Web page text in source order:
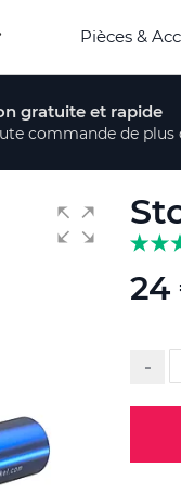
Pièces &
gratuite et rapide
commande de plus
24
-